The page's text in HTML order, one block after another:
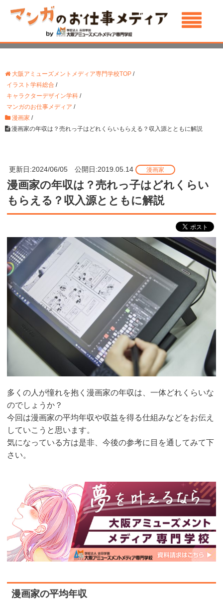
大阪アミューズメントメディア専門学校TOP /
イラスト学科総合 /
キャラクターデザイン学科 /
マンガのお仕事メディア /
漫画家 /
漫画家の年収は？売れっ子はどれくらいもらえる？収入源とともに解説
更新日:2024/06/05 公開日:2019.05.14 漫画家
漫画家の年収は？売れっ子はどれくらい
もらえる？収入源とともに解説
多くの人が憧れを抱く漫画家の年収は、一体どれくらいな
のでしょうか？
今回は漫画家の平均年収や収益を得る仕組みなどをお伝え
していこうと思います。
気になっている方は是非、今後の参考に目を通してみて下
さい。
漫画家の平均年収